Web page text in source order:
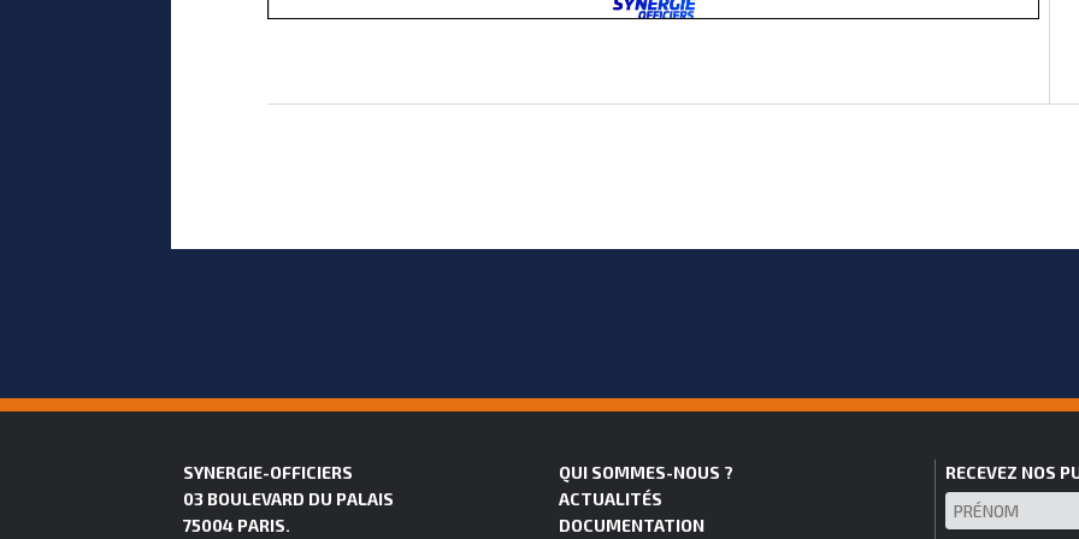
SYNERGIE-OFFICIERS
03 BOULEVARD DU PALAIS
75004 PARIS.
QUI SOMMES-NOUS ?
ACTUALITÉS
DOCUMENTATION
RECEVEZ NOS